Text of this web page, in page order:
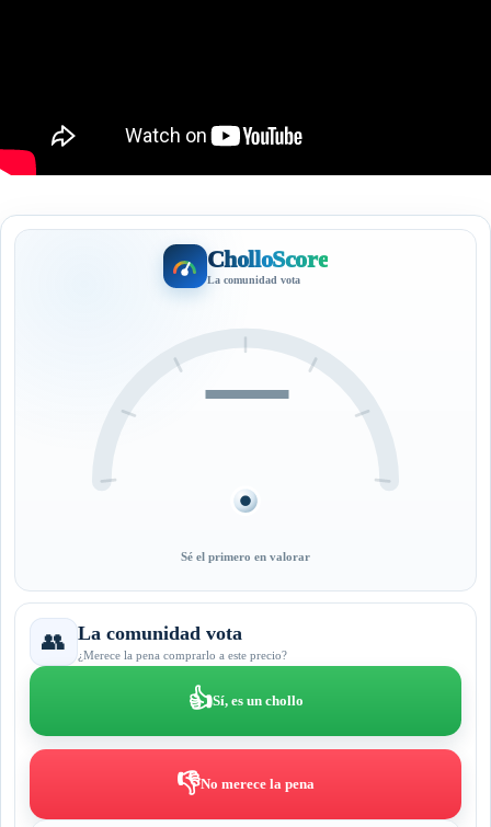
CholloScore
La comunidad vota
—
Sé el primero en valorar
👥 La comunidad vota
¿Merece la pena comprarlo a este precio?
👍Sí, es un chollo
👎No merece la pena